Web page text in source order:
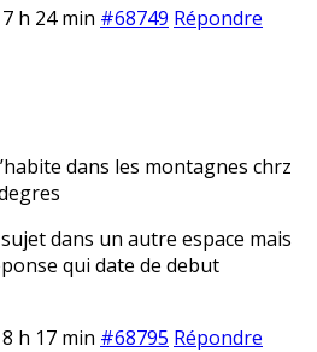
h 24 min #68749 Répondre
dans les montagnes chrz
dans un autre espace mais
qui date de debut
h 17 min #68795 Répondre